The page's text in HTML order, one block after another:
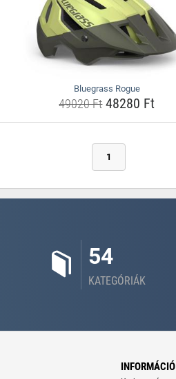
Bluegrass Rogue
49020 Ft48280 Ft
1
54
KATEGÓRIÁK
INFORMÁCIÓ